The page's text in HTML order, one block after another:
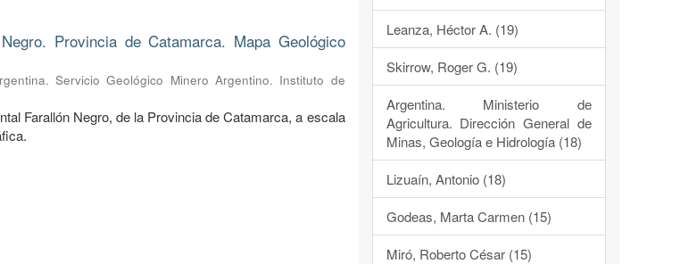
Provincia de Catamarca. Mapa Geológico
Servicio Geológico Minero Argentino. Instituto de
Farallón Negro, de la Provincia de Catamarca, a escala
Leanza, Héctor A. (19)
Skirrow, Roger G. (19)
Argentina. Ministerio de
Agricultura. Dirección General de
Minas, Geología e Hidrología (18)
Lizuaín, Antonio (18)
Godeas, Marta Carmen (15)
Miró, Roberto César (15)